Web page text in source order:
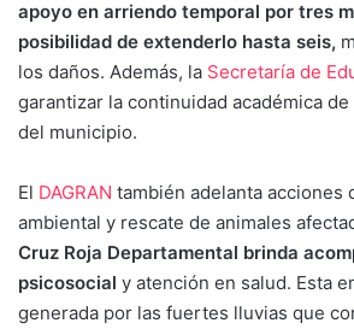
apoyo en arriendo temporal por tres
posibilidad de extenderlo hasta seis,
los daños. Además, la Secretaría de
garantizar la continuidad académica
del municipio.
El DAGRAN también adelanta acciones
ambiental y rescate de animales
Cruz Roja Departamental brinda
psicosocial y atención en salud. Esta
generada por las fuertes lluvias que